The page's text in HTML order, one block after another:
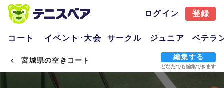
ログイン 登録
コート イベント･大会 サークル ジュニア ベテラ
宮城県の空きコート 編集する
どなたでも編集できます